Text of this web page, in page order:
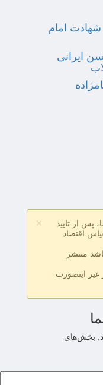
امام
ایرانی
×
پس از تایید
اقتصاد
منتشر
غیر اینصورت
بخش‌های